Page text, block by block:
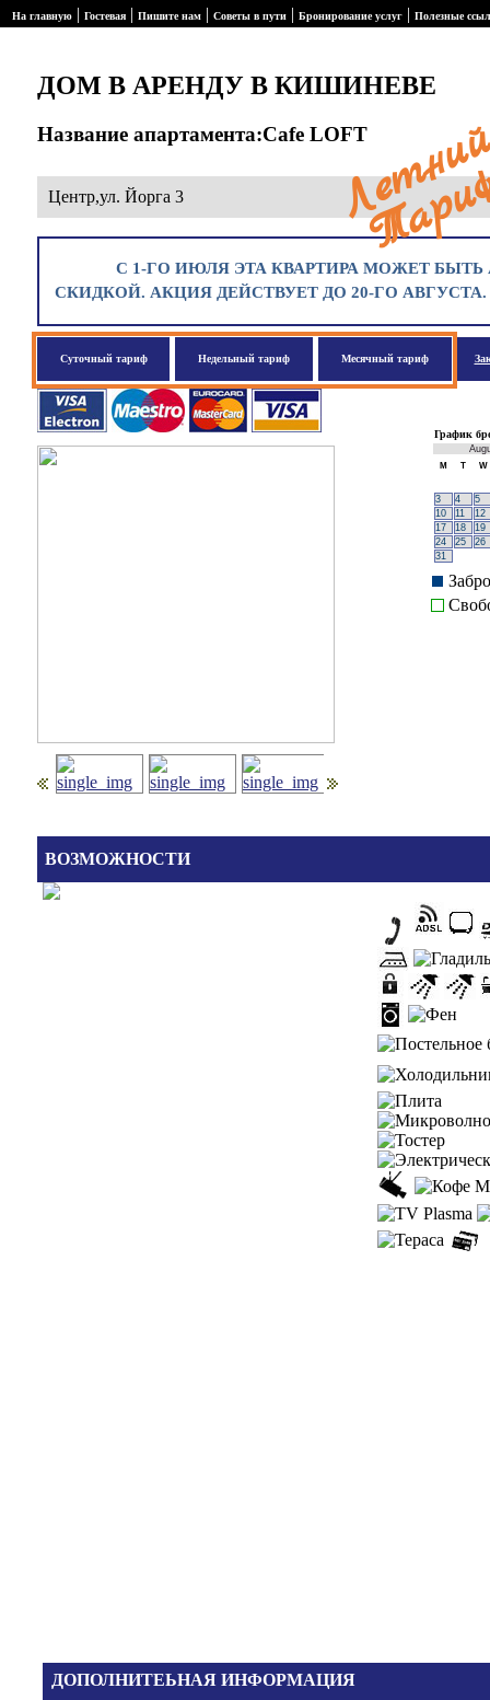
На главную | Гостевая | Пишите нам | Советы в пути | Бронирование услуг | Полезные
ДОМ В АРЕНДУ В КИШИНЕВЕ
Название апартамента:Cafe LOFT
Центр,ул. Йорга 3
С 1-ГО ИЮЛЯ ЭТА КВАРТИРА МОЖЕТ БЫТЬ
СКИДКОЙ. АКЦИЯ ДЕЙСТВУЕТ ДО 20-ГО АВГУСТА.
Суточный тариф Недельный тариф Месячный тариф
График
M T W
3 4
5
10
11
12
17
18
19
24
25
26
31
ВОЗМОЖНОСТИ
ДОПОЛНИТЕЬНАЯ ИНФОРМАЦИЯ